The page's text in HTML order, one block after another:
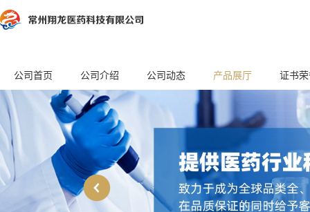
公司首页 公司介绍 公司动态 产品展厅 证书